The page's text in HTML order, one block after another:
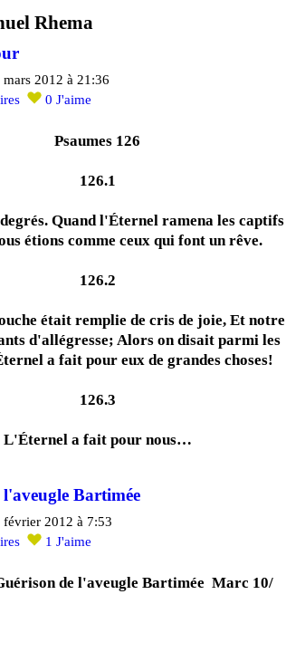
Rhema
2012 à 21:36
0 J'aime
Psaumes 126
126.1
Quand l'Éternel ramena les captifs
étions comme ceux qui font un rêve.
126.2
était remplie de cris de joie, Et notre
d'allégresse; Alors on disait parmi les
a fait pour eux de grandes choses!
126.3
L'Éternel a fait pour nous…
Bartimée
2012 à 7:53
1 J'aime
de l'aveugle Bartimée Marc 10/